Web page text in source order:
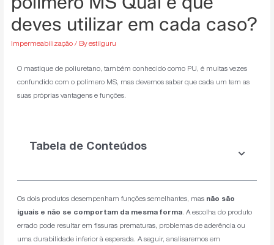
deves utilizar em cada caso?
Impermeabilização / Byestilguru
O mastique de poliuretano, também conhecido como PU, é muitas vezes
confundido com o polímero MS, mas devemos saber que cada um tem as
suas próprias vantagens e funções.
Tabela de Conteúdos
Os dois produtos desempenham funções semelhantes, mas não são
iguais e não se comportam da mesma forma. A escolha do produto
errado pode resultar em fissuras prematuras, problemas de aderência ou
uma durabilidade inferior à esperada. A seguir, analisaremos em